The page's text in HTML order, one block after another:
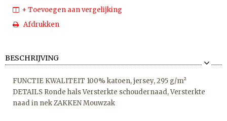
+ Toevoegen aan vergelijking
Afdrukken
BESCHRIJVING
FUNCTIE KWALITEIT 100% katoen, jersey, 295 g/m²
DETAILS Ronde hals Versterkte schoudernaad, Versterkte
naad in nek ZAKKEN Mouwzak